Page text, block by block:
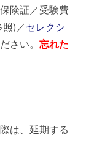
険証／受験費
)／セレクシ
さい。 忘れた
は、延期する